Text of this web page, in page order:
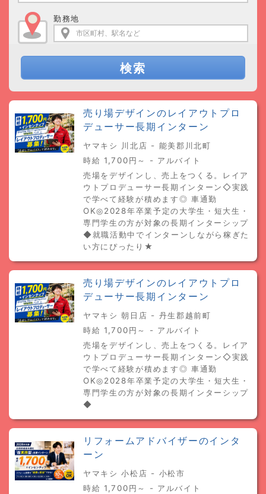
勤務地
検索
売り場デザインのレイアウトプロ
デューサー長期インターン
ヤマキシ 川北店 - 能美郡川北町
時給 1,700円～ - アルバイト
売場をデザインし、売上をつくる。レイア
ウトプロデューサー長期インターン◇実践
で学べて経験が積めます◎ 車通勤
OK◎2028年卒業予定の大学生・短大生・
専門学生の方が対象の長期インターシップ
◆就職活動中でインターンしながら稼ぎた
い方にぴったり★
売り場デザインのレイアウトプロ
デューサー長期インターン
ヤマキシ 朝日店 - 丹生郡越前町
時給 1,700円～ - アルバイト
売場をデザインし、売上をつくる。レイア
ウトプロデューサー長期インターン◇実践
で学べて経験が積めます◎ 車通勤
OK◎2028年卒業予定の大学生・短大生・
専門学生の方が対象の長期インターシップ
◆
リフォームアドバイザーのインタ
ーン
ヤマキシ 小松店 - 小松市
時給 1,700円～ - アルバイト